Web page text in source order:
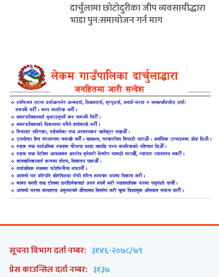
दार्चुलामा छोटोदुरीका जीप व्यवसायीद्धारा
भाडा पुन:समायोजन गर्न माग
सूचना विभाग दर्ता नम्बर: ३१४६-२०७८/७९
प्रेस काउन्सिल दर्ता नम्बर: ३१३७